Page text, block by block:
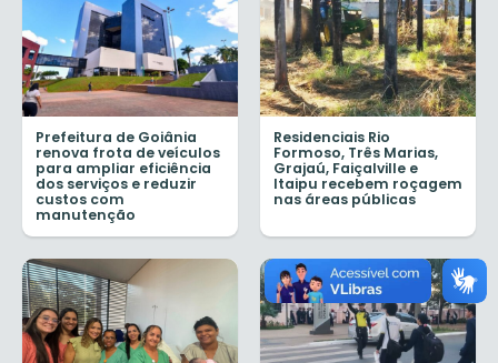
Prefeitura de Goiânia
renova frota de veículos
para ampliar eficiência
dos serviços e reduzir
custos com
manutenção
Residenciais Rio
Formoso, Três Marias,
Grajaú, Faiçalville e
Itaipu recebem roçagem
nas áreas públicas